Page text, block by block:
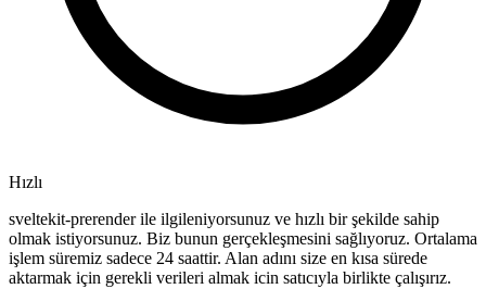
Hızlı
sveltekit-prerender ile ilgileniyorsunuz ve hızlı bir şekilde sahip
olmak istiyorsunuz. Biz bunun gerçekleşmesini sağlıyoruz. Ortalama
işlem süremiz sadece 24 saattir. Alan adını size en kısa sürede
aktarmak için gerekli verileri almak icin satıcıyla birlikte çalışırız.